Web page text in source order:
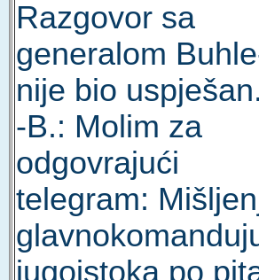
Razgovor sa
generalom
nije bio uspješan.
-B.: Molim za
odgovrajući
telegram:
jugoistoka po